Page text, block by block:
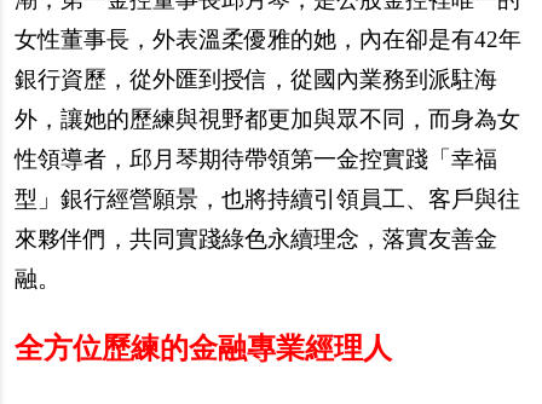
女性董事長，外表溫柔優雅的她，內在卻是有42年
銀行資歷，從外匯到授信，從國內業務到派駐海
外，讓她的歷練與視野都更加與眾不同，而身為女
性領導者，邱月琴期待帶領第一金控實踐「幸福
型」銀行經營願景，也將持續引領員工、客戶與往
來夥伴們，共同實踐綠色永續理念，落實友善金
融。
全方位歷練的金融專業經理人